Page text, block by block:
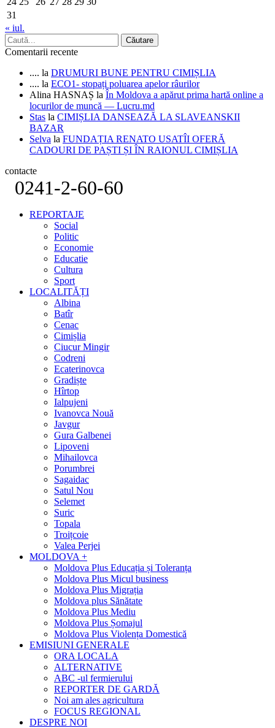
31
« iul.
Comentarii recente
.... la DRUMURI BUNE PENTRU CIMIȘLIA
.... la ECO1- stopați poluarea apelor râurilor
Alina HASNAȘ la În Moldova a apărut prima hartă online a
locurilor de muncă — Lucru.md
Stas la CIMIȘLIA DANSEAZĂ LA SLAVEANSKII
BAZAR
Selva la FUNDAȚIA RENATO USATÎI OFERĂ
CADOURI DE PAȘTI ȘI ÎN RAIONUL CIMIȘLIA
contacte
0241-2-60-60
REPORTAJE
Social
Politic
Economie
Educatie
Cultura
Sport
LOCALITĂȚI
Albina
Batîr
Cenac
Cimișlia
Ciucur Mingir
Codreni
Ecaterinovca
Gradiște
Hîrtop
Ialpujeni
Ivanovca Nouă
Javgur
Gura Galbenei
Lipoveni
Mihailovca
Porumbrei
Sagaidac
Satul Nou
Selemet
Suric
Topala
Troițcoie
Valea Perjei
MOLDOVA +
Moldova Plus Educația și Toleranța
Moldova Plus Micul business
Moldova Plus Migrația
Moldova plus Sănătate
Moldova Plus Mediu
Moldova Plus Șomajul
Moldova Plus Violența Domestică
EMISIUNI GENERALE
ORA LOCALA
ALTERNATIVE
ABC -ul fermierului
REPORTER DE GARDĂ
Noi am ales agricultura
FOCUS REGIONAL
DESPRE NOI